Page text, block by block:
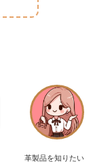
革製品を知りたい